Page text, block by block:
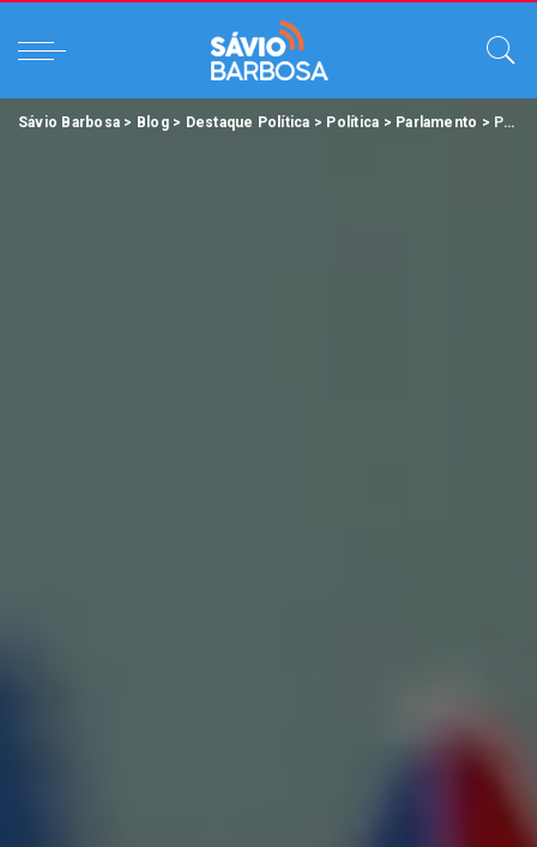
Sávio Barbosa > Blog> Destaque Política > Política > Parlamento > Presidente da Comissão de Obras, Renilce Nicodemos cobra do DNIT recuperação das BR’s 010 e 155.